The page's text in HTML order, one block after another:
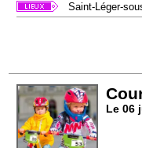
Saint-Léger-
Le 06